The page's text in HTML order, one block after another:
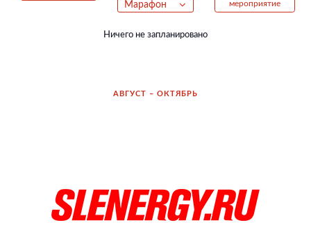
Марафон
мероприятие
Ничего не запланировано
АВГУСТ – ОКТЯБРЬ